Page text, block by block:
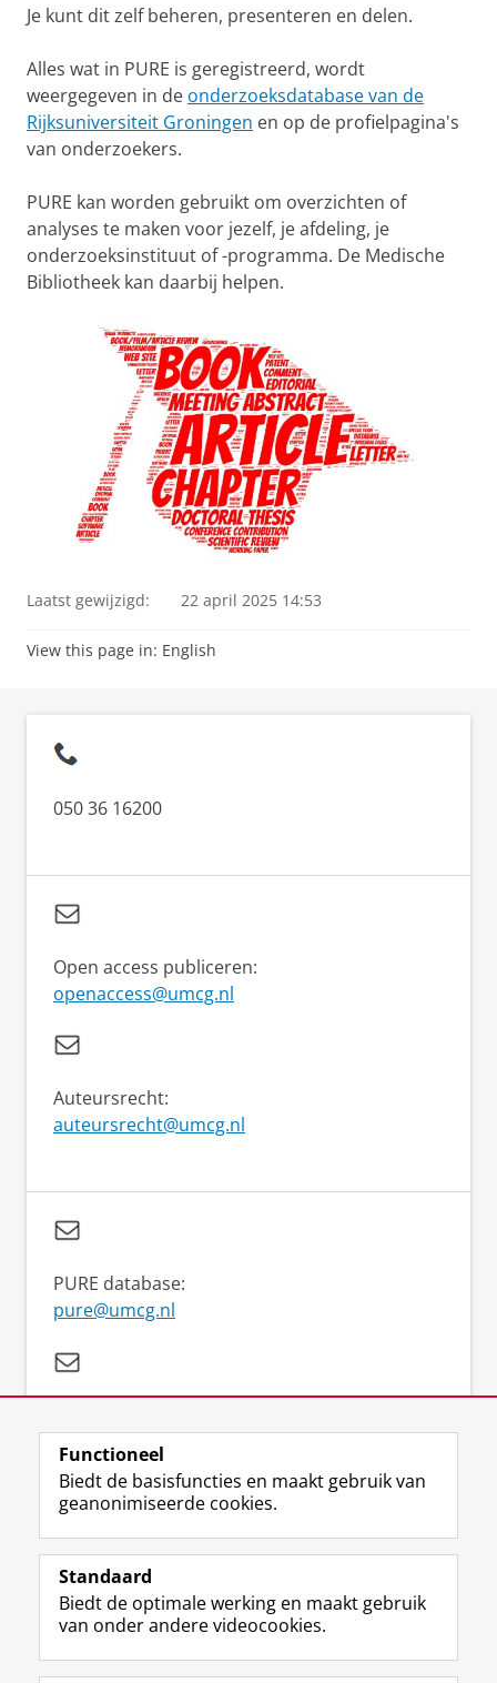
Je kunt dit zelf beheren, presenteren en delen.
Alles wat in PURE is geregistreerd, wordt
weergegeven in de onderzoeksdatabase van de
Rijksuniversiteit Groningen en op de profielpagina's
van onderzoekers.
PURE kan worden gebruikt om overzichten of
analyses te maken voor jezelf, je afdeling, je
onderzoeksinstituut of -programma. De Medische
Bibliotheek kan daarbij helpen.
Laatst gewijzigd: 22 april 2025 14:53
View this page in: English
050 36 16200
Open access publiceren:
openaccess@umcg.nl
Auteursrecht:
auteursrecht@umcg.nl
PURE database:
pure@umcg.nl
refman@umcg.nl
Volg ons op
a
c
b
n
s
a
a
o
l
s
Functioneel
Biedt de basisfuncties en maakt gebruik van
geanonimiseerde cookies.
Standaard
Biedt de optimale werking en maakt gebruik
van onder andere videocookies.